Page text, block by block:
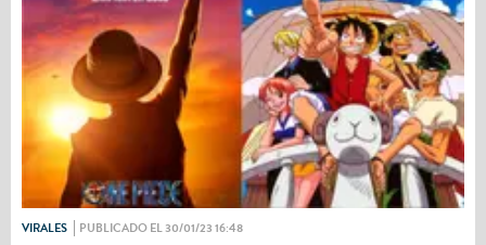
VIRALES PUBLICADO EL 30/01/23 16:48